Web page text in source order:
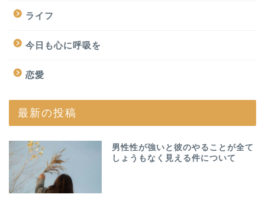
ライフ
今日も心に呼吸を
恋愛
最新の投稿
男性性が強いと彼のやることが全て
しょうもなく見える件について